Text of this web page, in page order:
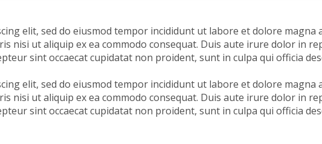
elit, sed do eiusmod tempor incididunt ut labore et dolore magna
nisi ut aliquip ex ea commodo consequat. Duis aute irure dolor in
sint occaecat cupidatat non proident, sunt in culpa qui officia
elit, sed do eiusmod tempor incididunt ut labore et dolore magna
nisi ut aliquip ex ea commodo consequat. Duis aute irure dolor in
sint occaecat cupidatat non proident, sunt in culpa qui officia